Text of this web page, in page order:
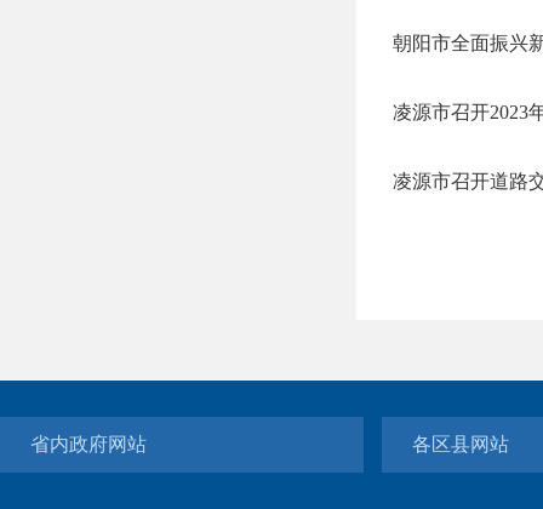
朝阳市全面振兴
凌源市召开2023
省内政府网站 各区县网站